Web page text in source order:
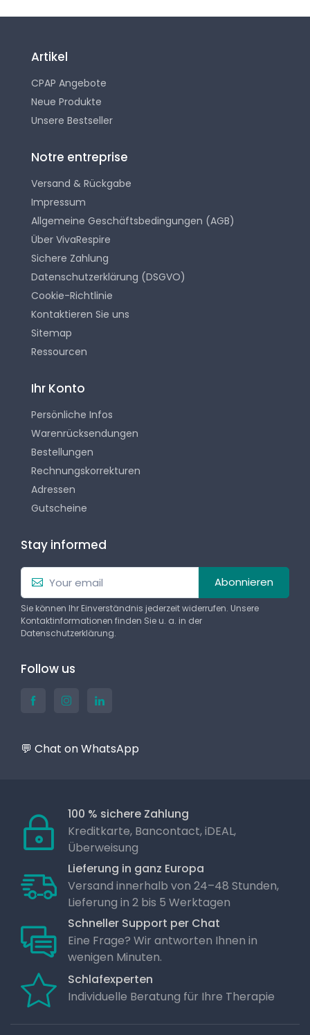
Artikel
CPAP Angebote
Neue Produkte
Unsere Bestseller
Notre entreprise
Versand & Rückgabe
Impressum
Allgemeine Geschäftsbedingungen (AGB)
Über VivaRespire
Sichere Zahlung
Datenschutzerklärung (DSGVO)
Cookie-Richtlinie
Kontaktieren Sie uns
Sitemap
Ressourcen
Ihr Konto
Persönliche Infos
Warenrücksendungen
Bestellungen
Rechnungskorrekturen
Adressen
Gutscheine
Stay informed
Abonnieren
Sie können Ihr Einverständnis jederzeit widerrufen. Unsere
Kontaktinformationen finden Sie u. a. in der
Datenschutzerklärung.
Follow us
💬 Chat on WhatsApp
100 % sichere Zahlung
Kreditkarte, Bancontact, iDEAL,
Überweisung
Lieferung in ganz Europa
Versand innerhalb von 24–48 Stunden,
Lieferung in 2 bis 5 Werktagen
Schneller Support per Chat
Eine Frage? Wir antworten Ihnen in
wenigen Minuten.
Schlafexperten
Individuelle Beratung für Ihre Therapie